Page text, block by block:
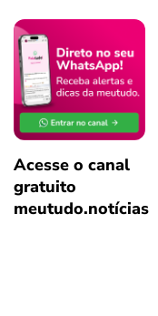
Acesse o canal
gratuito
meutudo.notícias